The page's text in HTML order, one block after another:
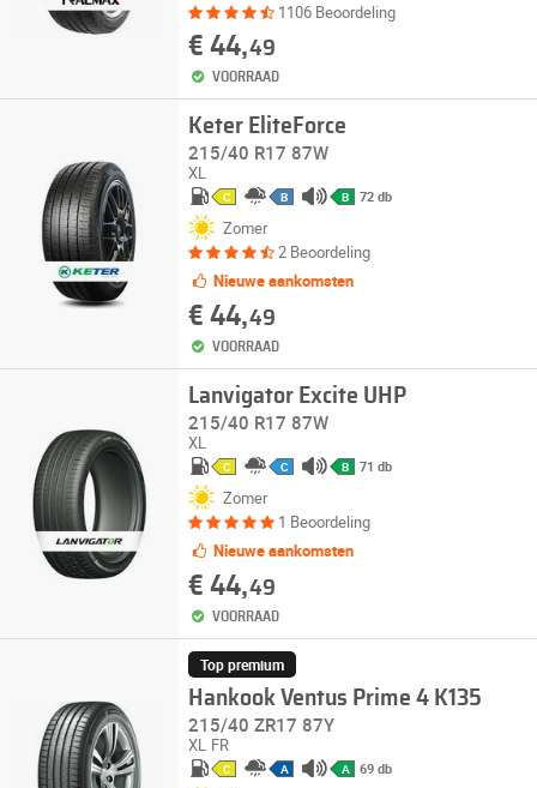
1106 Beoordeling
€ 44,49
VOORRAAD
Keter EliteForce
215/40 R17 87W
XL
C B B 72 db
Zomer
2 Beoordeling
Nieuwe aankomsten
€ 44,49
VOORRAAD
Lanvigator Excite UHP
215/40 R17 87W
XL
C C B 71 db
Zomer
1 Beoordeling
Nieuwe aankomsten
€ 44,49
VOORRAAD
Top premium
Hankook Ventus Prime 4 K135
215/40 ZR17 87Y
XL FR
C A A 69 db